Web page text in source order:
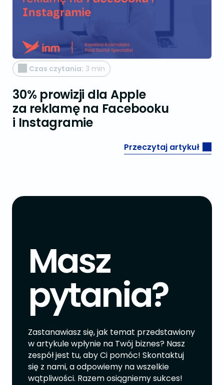
Czas czytania: 3 min
30% prowizji dla Apple
za reklamę na Facebooku
i Instagramie
Przeczytaj artykuł
Masz
pytania?
Zastanawiasz się, jak temat przedstawiony
w artykule wpłynie na Twój biznes? Nasz
zespół jest tu, aby Ci pomóc! Skontaktuj
się z nami, a odpowiemy na wszelkie
wątpliwości. Razem osiągniemy sukces!